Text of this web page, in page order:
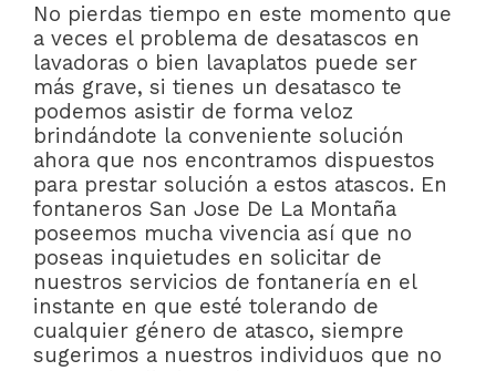
No pierdas tiempo en este momento que
a veces el problema de desatascos en
lavadoras o bien lavaplatos puede ser
más grave, si tienes un desatasco te
podemos asistir de forma veloz
brindándote la conveniente solución
ahora que nos encontramos dispuestos
para prestar solución a estos atascos. En
fontaneros San Jose De La Montaña
poseemos mucha vivencia así que no
poseas inquietudes en solicitar de
nuestros servicios de fontanería en el
instante en que esté tolerando de
cualquier género de atasco, siempre
sugerimos a nuestros individuos que no